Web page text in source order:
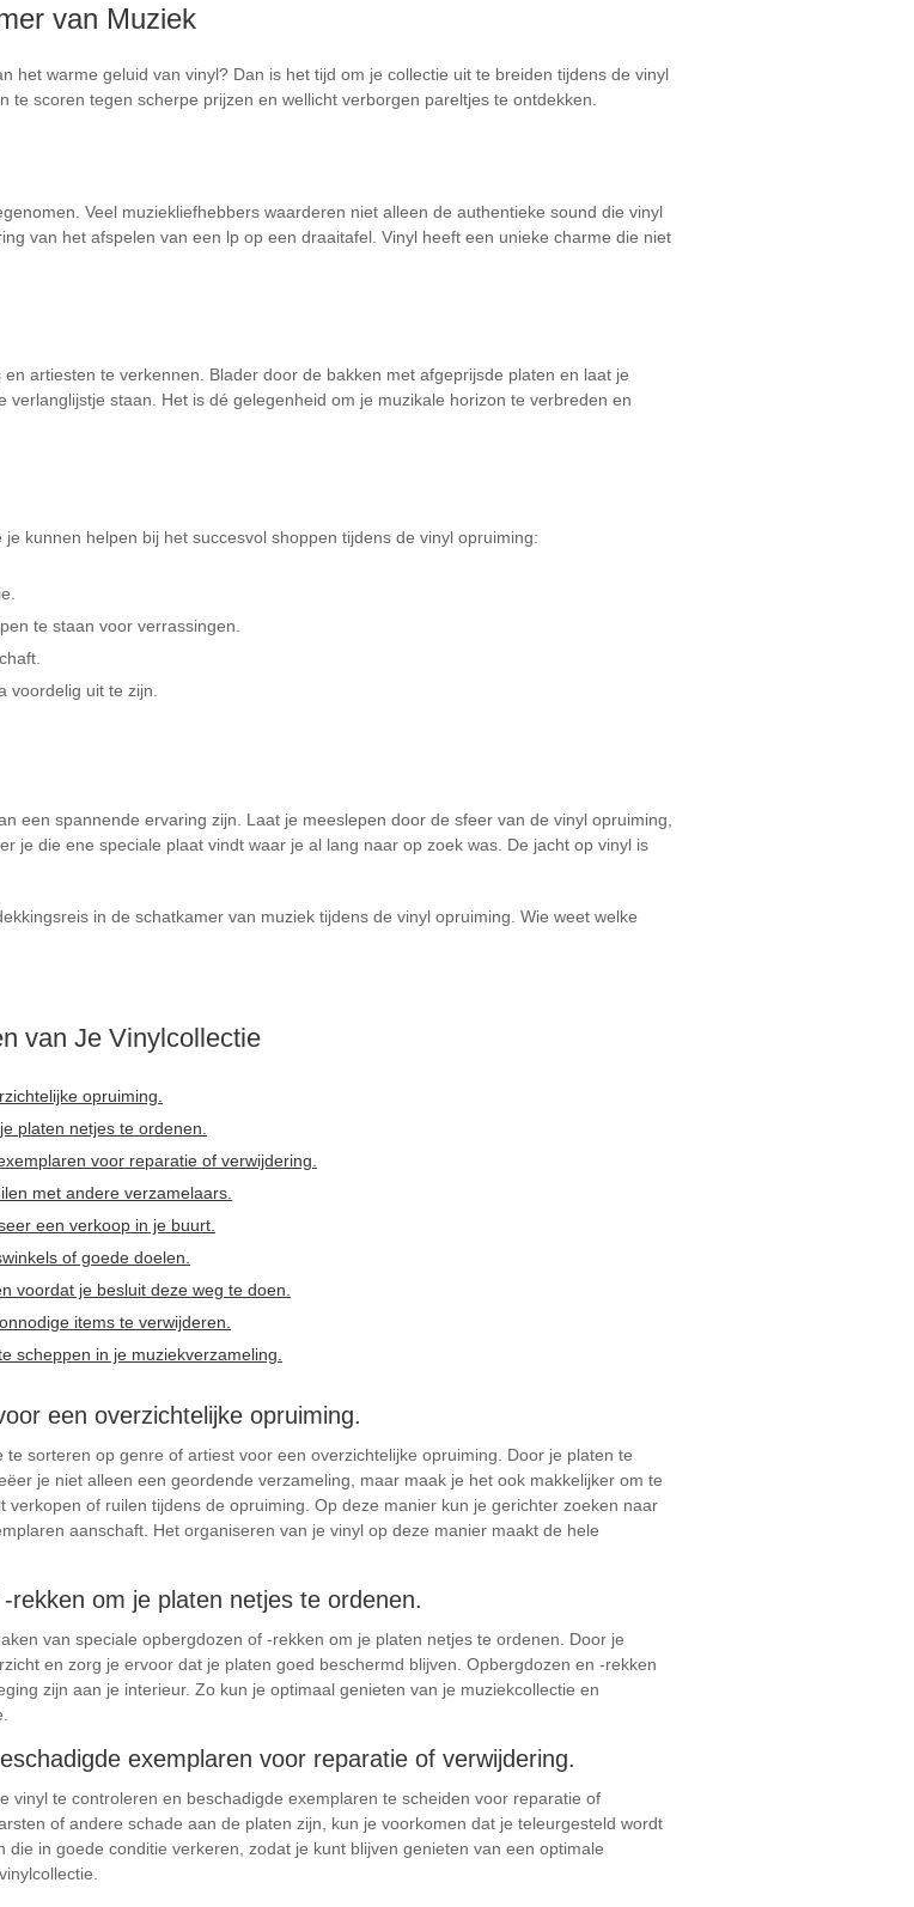
van Muziek
het warme geluid van vinyl? Dan is het tijd om je collectie uit te breiden tijdens de vinyl
scoren tegen scherpe prijzen en wellicht verborgen pareltjes te ontdekken.
Veel muziekliefhebbers waarderen niet alleen de authentieke sound die vinyl
van het afspelen van een lp op een draaitafel. Vinyl heeft een unieke charme die niet
artiesten te verkennen. Blader door de bakken met afgeprijsde platen en laat je
staan. Het is dé gelegenheid om je muzikale horizon te verbreden en
kunnen helpen bij het succesvol shoppen tijdens de vinyl opruiming:
te staan voor verrassingen.
voordelig uit te zijn.
een spannende ervaring zijn. Laat je meeslepen door de sfeer van de vinyl opruiming,
je die ene speciale plaat vindt waar je al lang naar op zoek was. De jacht op vinyl is
in de schatkamer van muziek tijdens de vinyl opruiming. Wie weet welke
van Je Vinylcollectie
opruiming.
platen netjes te ordenen.
voor reparatie of verwijdering.
met andere verzamelaars.
een verkoop in je buurt.
of goede doelen.
voordat je besluit deze weg te doen.
items te verwijderen.
scheppen in je muziekverzameling.
een overzichtelijke opruiming.
sorteren op genre of artiest voor een overzichtelijke opruiming. Door je platen te
je niet alleen een geordende verzameling, maar maak je het ook makkelijker om te
verkopen of ruilen tijdens de opruiming. Op deze manier kun je gerichter zoeken naar
aanschaft. Het organiseren van je vinyl op deze manier maakt de hele
om je platen netjes te ordenen.
van speciale opbergdozen of -rekken om je platen netjes te ordenen. Door je
en zorg je ervoor dat je platen goed beschermd blijven. Opbergdozen en -rekken
zijn aan je interieur. Zo kun je optimaal genieten van je muziekcollectie en
exemplaren voor reparatie of verwijdering.
vinyl te controleren en beschadigde exemplaren te scheiden voor reparatie of
of andere schade aan de platen zijn, kun je voorkomen dat je teleurgesteld wordt
die in goede conditie verkeren, zodat je kunt blijven genieten van een optimale